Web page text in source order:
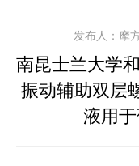
发布人：摩
南昆士兰大学
振动辅助双层
液用